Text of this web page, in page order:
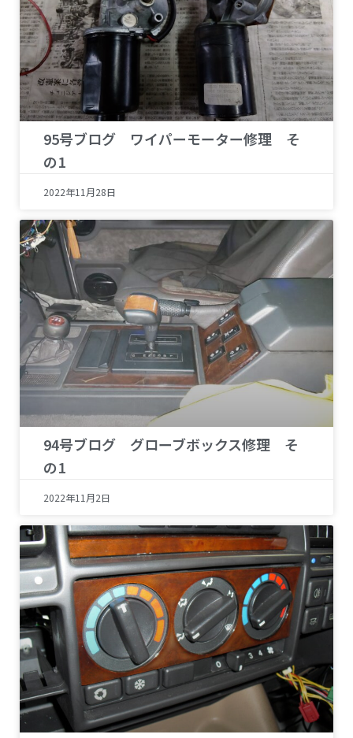
95号ブログ ワイパーモーター修理 そ
の1
2022年11月28日
94号ブログ グローブボックス修理 そ
の1
2022年11月2日